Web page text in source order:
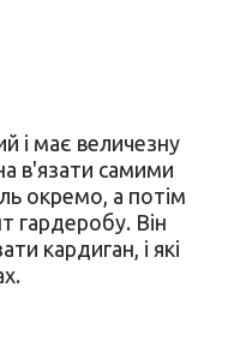
і має величезну
в'язати самими
окремо, а потім
гардеробу. Він
кардиган, і які